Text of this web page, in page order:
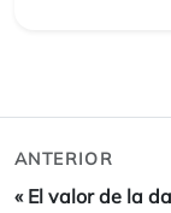
ANTERIOR
« El valor de la